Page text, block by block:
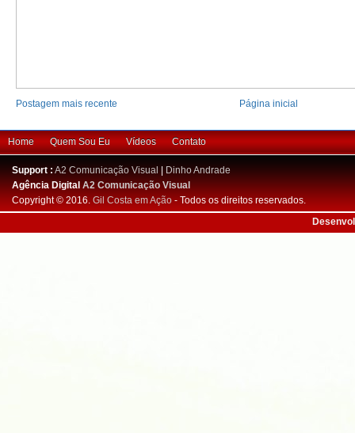
Postagem mais recente Página inicial
Home Quem Sou Eu Vídeos Contato
Support : A2 Comunicação Visual | Dinho Andrade
Agência DigitalA2 Comunicação Visual
Copyright © 2016. Gil Costa em Ação - Todos os direitos reservados.